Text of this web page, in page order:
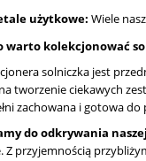
użytkowe: Wiele
warto kolekcjonować
solniczka jest
tworzenie ciekawych
zachowana i gotowa
do odkrywania
Z przyjemnością